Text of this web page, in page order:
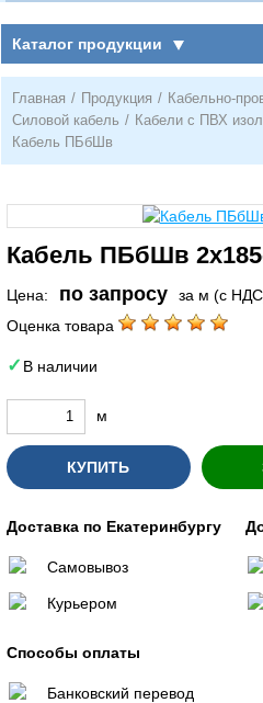
Каталог продукции
Главная / Продукция / Кабельно-
Силовой кабель / Кабели с ПВХ
Кабель ПБбШв
Кабель ПБбШв
Цена: по запросу
за м (с
Оценка товара
В наличии
м
КУПИТЬ
Доставка по Екатеринбургу
Самовывоз
Курьером
Способы оплаты
Банковский перевод